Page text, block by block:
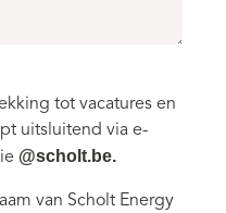
tot vacatures en
uitsluitend via e-
@scholt.be.
van Scholt Energy